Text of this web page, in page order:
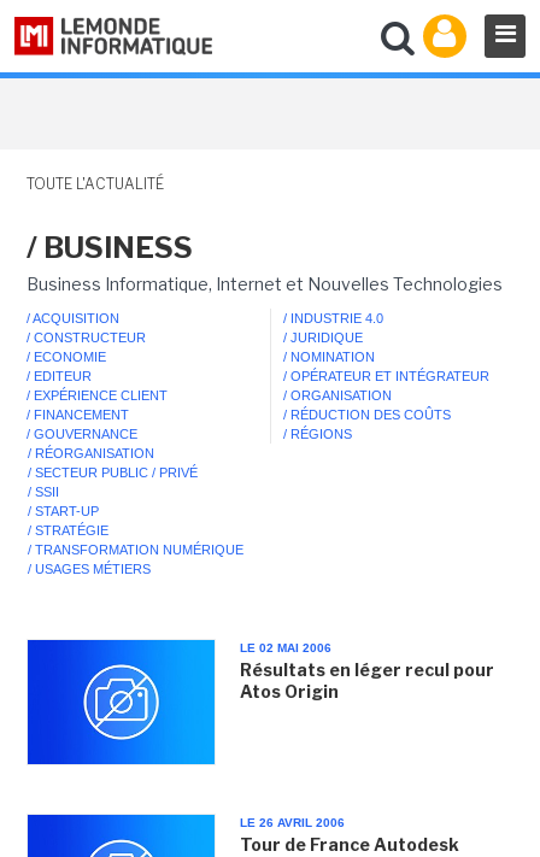
TOUTE L'ACTUALITÉ
/ BUSINESS
Business Informatique, Internet et Nouvelles Technologies
/ ACQUISITION
/ CONSTRUCTEUR
/ ECONOMIE
/ EDITEUR
/ EXPÉRIENCE CLIENT
/ FINANCEMENT
/ GOUVERNANCE
/ INDUSTRIE 4.0
/ JURIDIQUE
/ NOMINATION
/ OPÉRATEUR ET INTÉGRATEUR
/ ORGANISATION
/ RÉDUCTION DES COÛTS
/ RÉGIONS
/ RÉORGANISATION
/ SECTEUR PUBLIC / PRIVÉ
/ SSII
/ START-UP
/ STRATÉGIE
/ TRANSFORMATION NUMÉRIQUE
/ USAGES MÉTIERS
LE 02 MAI 2006
Résultats en léger recul pour
Atos Origin
LE 26 AVRIL 2006
Tour de France Autodesk